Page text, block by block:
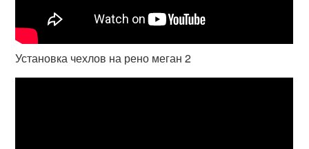
Установка чехлов на рено меган 2